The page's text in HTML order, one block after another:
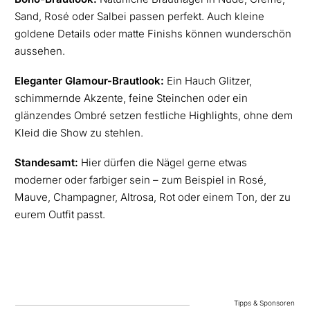
Sand, Rosé oder Salbei passen perfekt. Auch kleine
goldene Details oder matte Finishs können wunderschön
aussehen.
Eleganter Glamour-Brautlook: Ein Hauch Glitzer,
schimmernde Akzente, feine Steinchen oder ein
glänzendes Ombré setzen festliche Highlights, ohne dem
Kleid die Show zu stehlen.
Standesamt: Hier dürfen die Nägel gerne etwas
moderner oder farbiger sein – zum Beispiel in Rosé,
Mauve, Champagner, Altrosa, Rot oder einem Ton, der zu
eurem Outfit passt.
Tipps & Sponsoren